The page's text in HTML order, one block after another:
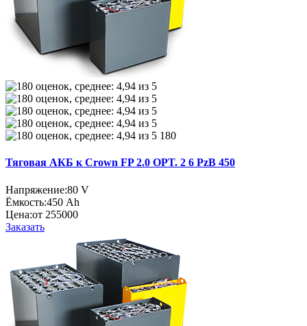
180
Тяговая АКБ к Crown FP 2.0 OPT. 2 6 PzB 450
Напряжение:80 V
Ёмкость:450 Ah
Цена:от 255000
Заказать